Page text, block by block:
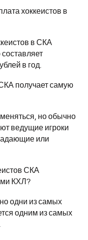
хоккеистов в
в СКА
в год.
получает самую
но обычно
ведущие игроки
или
СКА
КХЛ?
одни из самых
одним из самых